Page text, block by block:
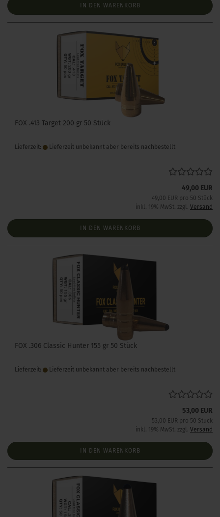
IN DEN WARENKORB
FOX .413 Target 200 gr 50 Stück
Lieferzeit: Lieferzeit unbekannt aber bereits nachbestellt
49,00 EUR
49,00 EUR pro 50 Stück
inkl. 19% MwSt. zzgl. Versand
IN DEN WARENKORB
FOX .306 Classic Hunter 155 gr 50 Stück
Lieferzeit: Lieferzeit unbekannt aber bereits nachbestellt
53,00 EUR
53,00 EUR pro 50 Stück
inkl. 19% MwSt. zzgl. Versand
IN DEN WARENKORB